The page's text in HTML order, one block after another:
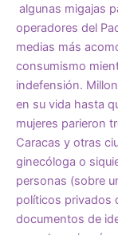
algunas migajas
operadores del
medias más
consumismo
indefensión.
en su vida hasta
mujeres parieron
Caracas y otras
ginecóloga o
personas (sobre
políticos privados
documentos de